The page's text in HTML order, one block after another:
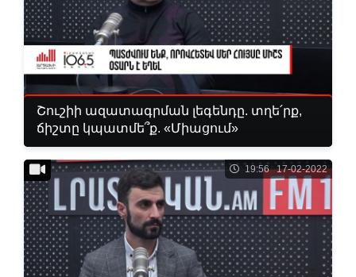
Շուշիի ազատագրման լեգենդը. տղե՛րք,
ճիշտը կպատմե՞ք. «Միացում»
19:56 17-02-2022